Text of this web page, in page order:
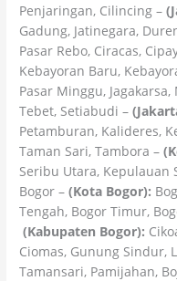
Penjaringan, Cilincing –
Gadung, Jatinegara,
Pasar Rebo, Ciracas,
Kebayoran Baru,
Pasar Minggu,
Tebet, Setiabudi –
Petamburan, Kalideres,
Taman Sari, Tambora –
Seribu Utara, Kepulauan
Bogor –(Kota Bogor):
Tengah, Bogor Timur,
(Kabupaten Bogor):
Ciomas, Gunung Sindur,
Tamansari, Pamijahan,